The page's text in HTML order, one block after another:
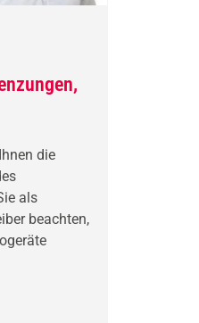
die
als
beachten,